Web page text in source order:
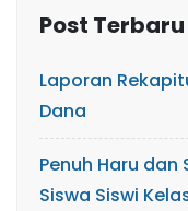
Post Terbaru
Laporan
Dana
Penuh Haru dan
Siswa Siswi